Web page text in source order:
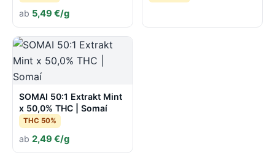
ab 5,49 €/g
SOMAI 50:1 Extrakt Mint
x 50,0% THC | Somaí
THC 50%
ab 2,49 €/g